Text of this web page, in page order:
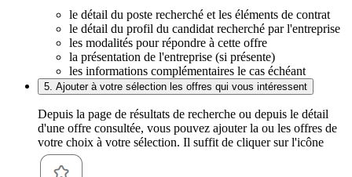
le détail du poste recherché et les éléments de contrat
le détail du profil du candidat recherché par l'entreprise
les modalités pour répondre à cette offre
la présentation de l'entreprise (si présente)
les informations complémentaires le cas échéant
5. Ajouter à votre sélection les offres qui vous intéressent
Depuis la page de résultats de recherche ou depuis le détail
d'une offre consultée, vous pouvez ajouter la ou les offres de
votre choix à votre sélection. Il suffit de cliquer sur l'icône